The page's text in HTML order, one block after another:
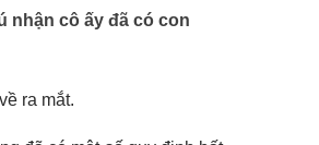
nhận cô ấy đã có con
ra mắt.